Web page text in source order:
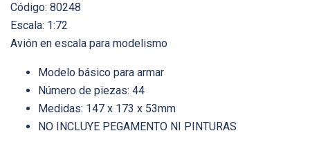
Código: 80248
Escala: 1:72
Avión en escala para modelismo
Modelo básico para armar
Número de piezas: 44
Medidas: 147 x 173 x 53mm
NO INCLUYE PEGAMENTO NI PINTURAS